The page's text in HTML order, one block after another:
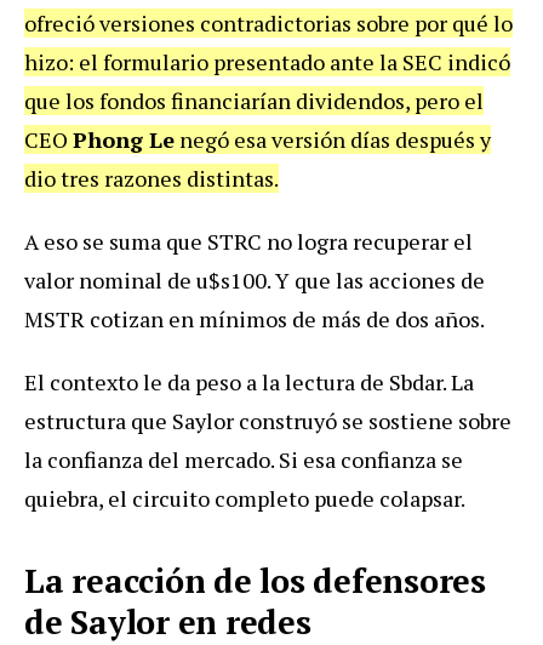
ofreció versiones contradictorias sobre por qué lo
hizo: el formulario presentado ante la SEC indicó
que los fondos financiarían dividendos, pero el
CEO Phong Le negó esa versión días después y
dio tres razones distintas.
A eso se suma que STRC no logra recuperar el
valor nominal de u$s100. Y que las acciones de
MSTR cotizan en mínimos de más de dos años.
El contexto le da peso a la lectura de Sbdar. La
estructura que Saylor construyó se sostiene sobre
la confianza del mercado. Si esa confianza se
quiebra, el circuito completo puede colapsar.
La reacción de los defensores
de Saylor en redes